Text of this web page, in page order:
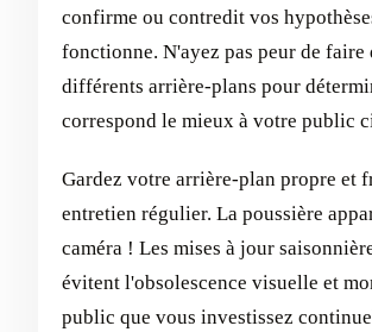
confirme ou contredit vos
fonctionne. N'ayez pas peur de faire
différents arrière-plans pour
correspond le mieux à votre public
Gardez votre arrière-plan propre et
entretien régulier. La poussière
caméra ! Les mises à jour
évitent l'obsolescence visuelle et
public que vous investissez